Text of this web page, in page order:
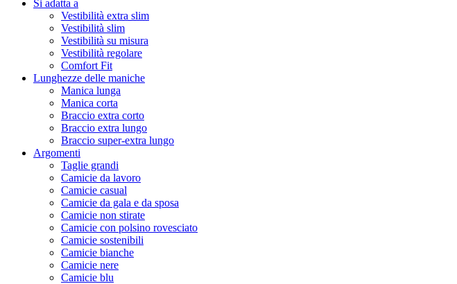
Si adatta a
Vestibilità extra slim
Vestibilità slim
Vestibilità su misura
Vestibilità regolare
Comfort Fit
Lunghezze delle maniche
Manica lunga
Manica corta
Braccio extra corto
Braccio extra lungo
Braccio super-extra lungo
Argomenti
Taglie grandi
Camicie da lavoro
Camicie casual
Camicie da gala e da sposa
Camicie non stirate
Camicie con polsino rovesciato
Camicie sostenibili
Camicie bianche
Camicie nere
Camicie blu